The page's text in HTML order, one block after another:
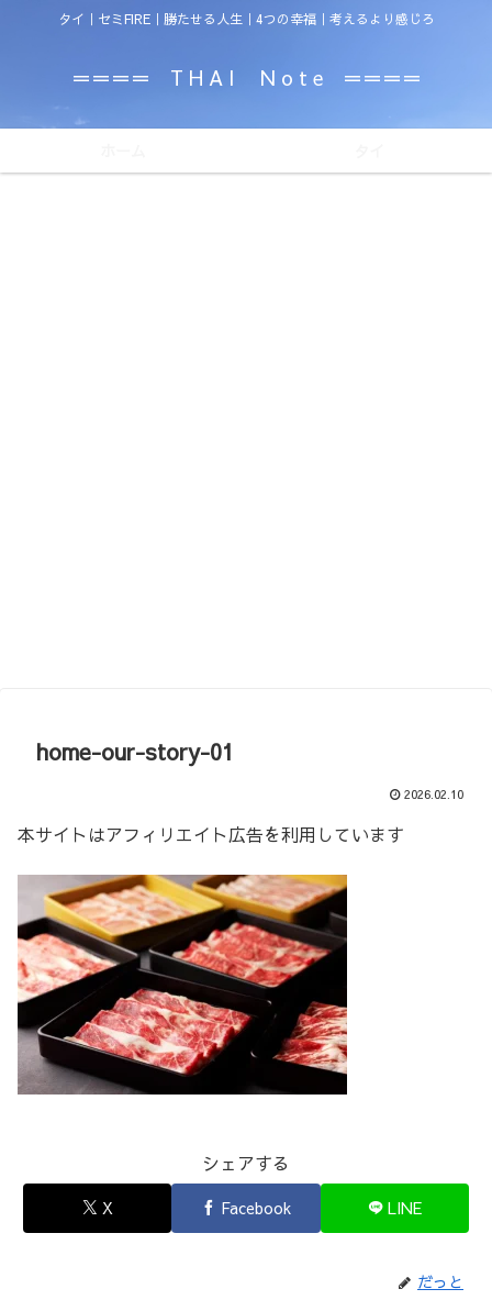
タイ｜セミFIRE｜勝たせる人生｜4つの幸福｜考えるより感じろ
＝＝＝＝ T H A I N o t e ＝＝＝＝
home-our-story-01
2026.02.10
本サイトはアフィリエイト広告を利用しています
シェアする
X Facebook LINE
だっと